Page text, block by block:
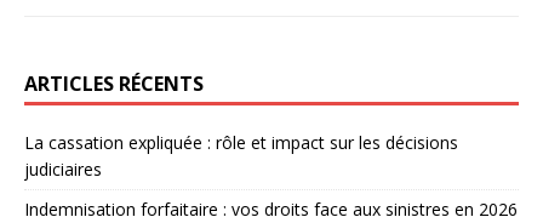
ARTICLES RÉCENTS
La cassation expliquée : rôle et impact sur les décisions
judiciaires
Indemnisation forfaitaire : vos droits face aux sinistres en 2026